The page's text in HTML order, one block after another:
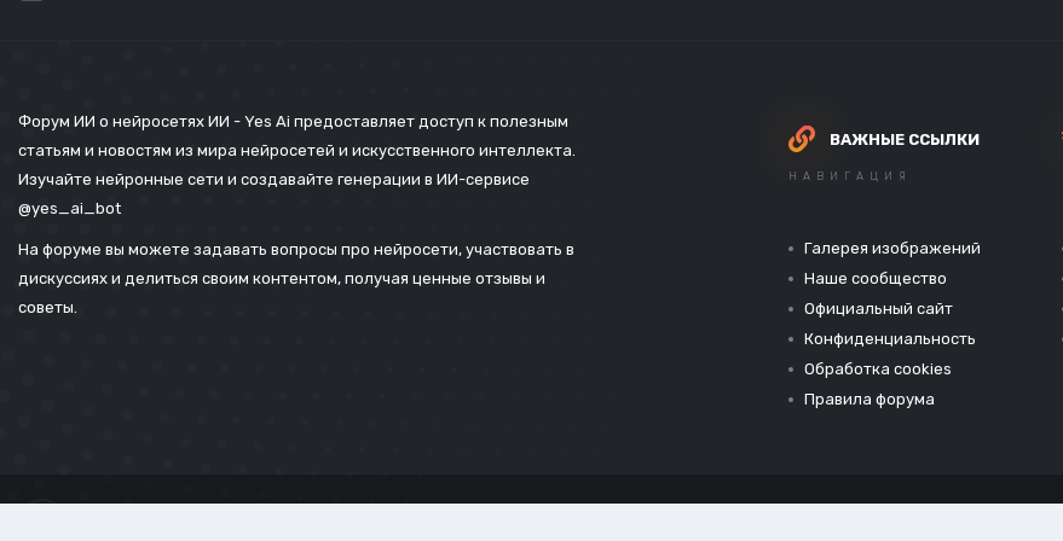
Форум ИИ о нейросетях ИИ - Yes Ai предоставляет доступ к полезным
статьям и новостям из мира нейросетей и искусственного интеллекта.
Изучайте нейронные сети и создавайте генерации в ИИ-сервисе
@yes_ai_bot
На форуме вы можете задавать вопросы про нейросети, участвовать в
дискуссиях и делиться своим контентом, получая ценные отзывы и
советы.
ВАЖНЫЕ ССЫЛКИ
НАВИГАЦИЯ
Галерея изображений
Наше сообщество
Официальный сайт
Конфиденциальность
Обработка cookies
Правила форума